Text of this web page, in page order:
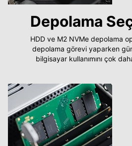
Depolama
HDD ve M2 NVMe depolama
depolama görevi yaparken
bilgisayar kullanımını çok